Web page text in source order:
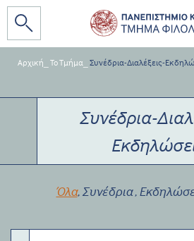
Αρχική Το Τμήμα Συνέδρια-Διαλέξεις-
Συνέδρια-
Όλα, Συνέδρια,